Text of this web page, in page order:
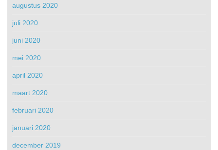
augustus 2020
juli 2020
juni 2020
mei 2020
april 2020
maart 2020
februari 2020
januari 2020
december 2019